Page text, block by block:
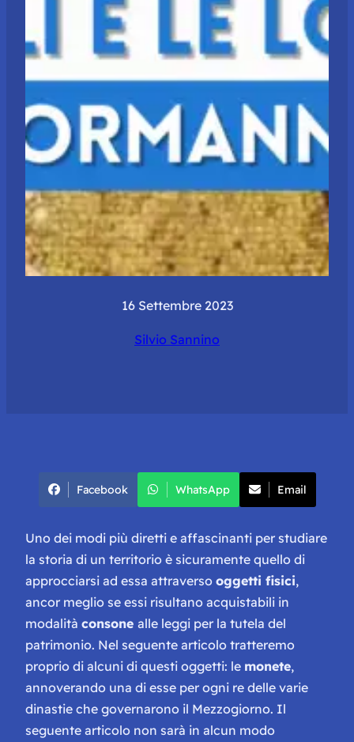
16 Settembre 2023
Silvio Sannino
Facebook WhatsApp Email
Uno dei modi più diretti e affascinanti per studiare
la storia di un territorio è sicuramente quello di
approcciarsi ad essa attraverso oggetti fisici,
ancor meglio se essi risultano acquistabili in
modalità consone alle leggi per la tutela del
patrimonio. Nel seguente articolo tratteremo
proprio di alcuni di questi oggetti: le monete,
annoverando una di esse per ogni re delle varie
dinastie che governarono il Mezzogiorno. Il
seguente articolo non sarà in alcun modo